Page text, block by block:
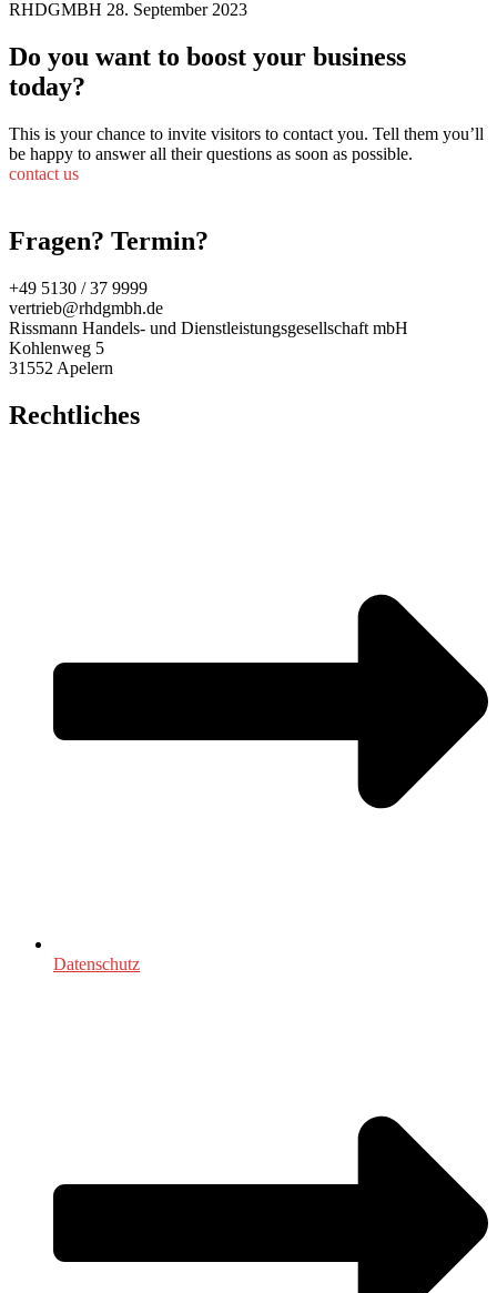
RHDGMBH 28. September 2023
Do you want to boost your business
today?
This is your chance to invite visitors to contact you. Tell them you’ll
be happy to answer all their questions as soon as possible.
contact us
Fragen? Termin?
+49 5130 / 37 9999
vertrieb@rhdgmbh.de
Rissmann Handels- und Dienstleistungsgesellschaft mbH
Kohlenweg 5
31552 Apelern
Rechtliches
Datenschutz